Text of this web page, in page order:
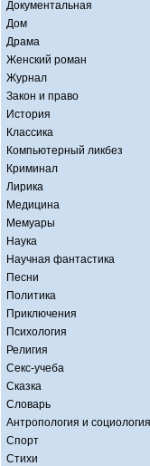
Документальная
Дом
Драма
Женский роман
Журнал
Закон и право
История
Классика
Компьютерный ликбез
Криминал
Лирика
Медицина
Мемуары
Наука
Научная фантастика
Песни
Политика
Приключения
Психология
Религия
Секс-учеба
Сказка
Словарь
Антропология и социология
Спорт
Стихи